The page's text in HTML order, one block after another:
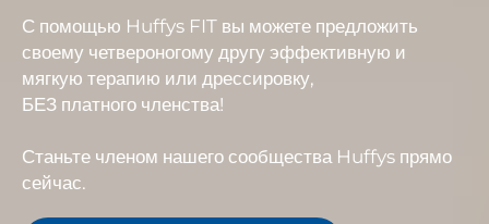
С помощью Huffys FIT вы можете предложить
своему четвероногому другу эффективную и
мягкую терапию или дрессировку,
БЕЗ платного членства!
Станьте членом нашего сообщества Huffys прямо
сейчас.